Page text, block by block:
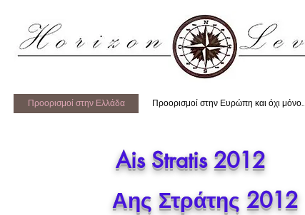
Προορισμοί στην Ελλάδα Προορισμοί στην Ευρώπη και όχι μόνο..
Ais Stratis 2012
Αης Στράτης 2012